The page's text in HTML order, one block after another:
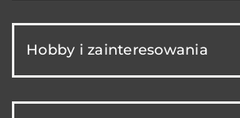
Hobby i zainteresowania